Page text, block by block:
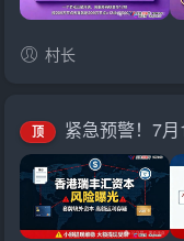
村长
顶 紧急预警！7月